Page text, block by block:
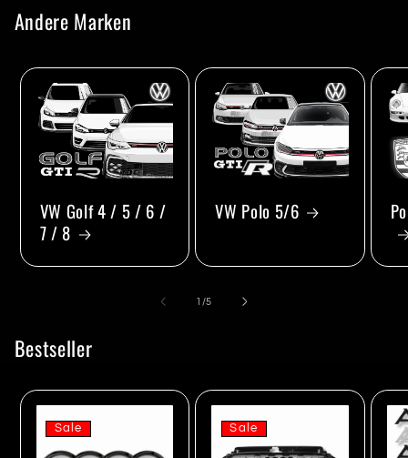
Andere Marken
VW Golf 4 / 5 / 6 /
7 / 8
VW Polo 5/6
1 /von
5
Bestseller
Sale Sale